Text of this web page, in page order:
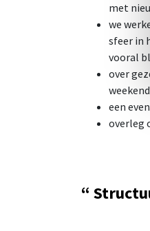
met
we
sfeer in
vooral
over
een
overleg
“